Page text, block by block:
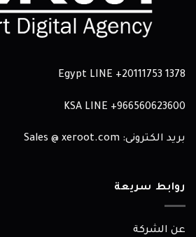
Egypt LINE +20111753 1378
966560623600+
بريد الكترونى: Sales @ xeroot.com
روابط سريعة
عن الشركة